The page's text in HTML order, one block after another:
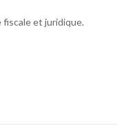
fiscale et juridique.